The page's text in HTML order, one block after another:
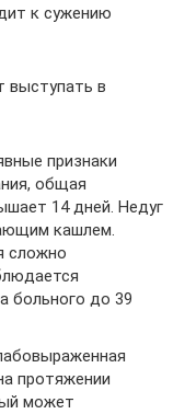
к сужению
выступать в
признаки
общая
14 дней. Недуг
кашлем.
сложно
больного до 39
протяжении
может